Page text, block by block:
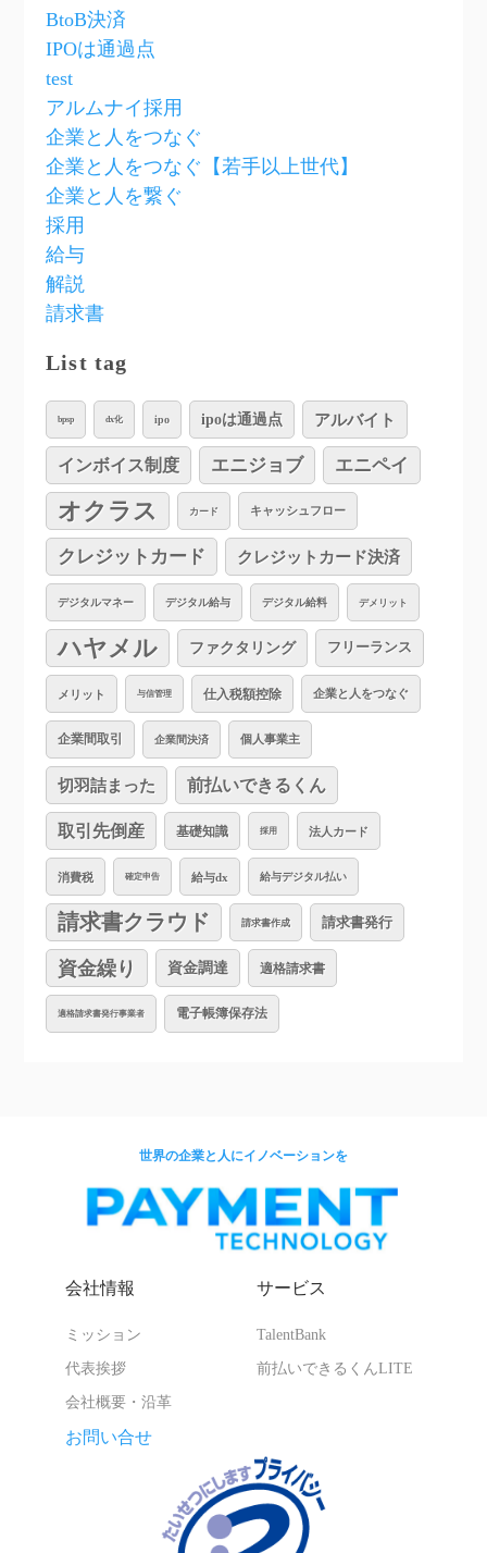
BtoB決済
IPOは通過点
test
アルムナイ採用
企業と人をつなぐ
企業と人をつなぐ【若手以上世代】
企業と人を繋ぐ
採用
給与
解説
請求書
List tag
bpsp dx化 ipo ipoは通過点 アルバイト
インボイス制度 エニジョブ エニペイ
オクラス カード キャッシュフロー
クレジットカード クレジットカード決済
デジタルマネー デジタル給与 デジタル給料 デメリット
ハヤメル ファクタリング フリーランス
メリット 与信管理 仕入税額控除 企業と人をつなぐ
企業間取引 企業間決済 個人事業主
切羽詰まった 前払いできるくん
取引先倒産 基礎知識 採用 法人カード
消費税 確定申告 給与dx 給与デジタル払い
請求書クラウド 請求書作成 請求書発行
資金繰り 資金調達 適格請求書
適格請求書発行事業者 電子帳簿保存法
世界の企業と人にイノベーションを
会社情報
ミッション
代表挨拶
会社概要・沿革
サービス
TalentBank
前払いできるくんLITE
お問い合せ